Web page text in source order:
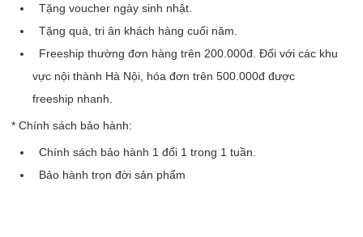
Tặng voucher ngày sinh nhật.
Tặng quà, tri ân khách hàng cuối năm.
Freeship thường đơn hàng trên 200.000đ. Đối với các khu
vực nội thành Hà Nội, hóa đơn trên 500.000đ được
freeship nhanh.
* Chính sách bảo hành:
Chính sách bảo hành 1 đổi 1 trong 1 tuần.
Bảo hành trọn đời sản phẩm